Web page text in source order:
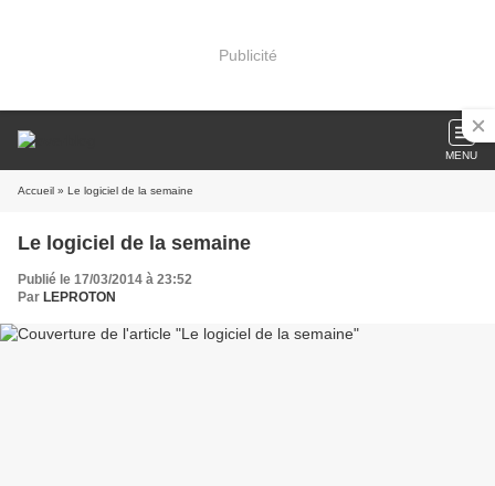
Publicité
MENU
Accueil » Le logiciel de la semaine
Le logiciel de la semaine
Publié le 17/03/2014 à 23:52
Par LEPROTON